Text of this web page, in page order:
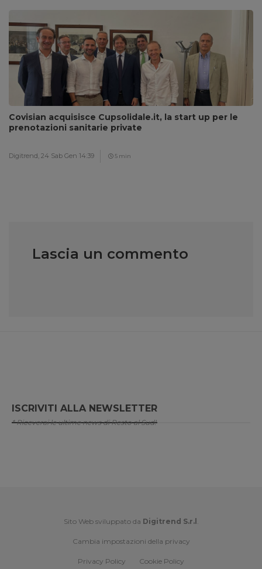
Covisian acquisisce Cupsolidale.it, la start up per le
prenotazioni sanitarie private
Digitrend, 24 Sab Gen 14:39 5 min
Lascia un commento
ISCRIVITI ALLA NEWSLETTER
* Riceverai le ultime news di Resto al Sud!
Sito Web sviluppato da Digitrend S.r.l
Cambia impostazioni della privacy
Privacy Policy Cookie Policy